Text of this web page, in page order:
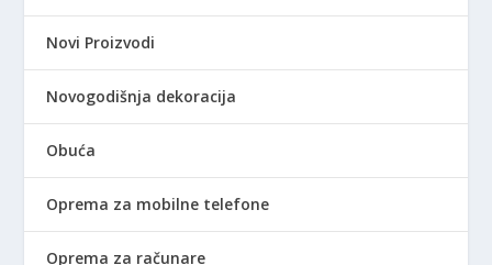
Novi Proizvodi
Novogodišnja dekoracija
Obuća
Oprema za mobilne telefone
Oprema za računare